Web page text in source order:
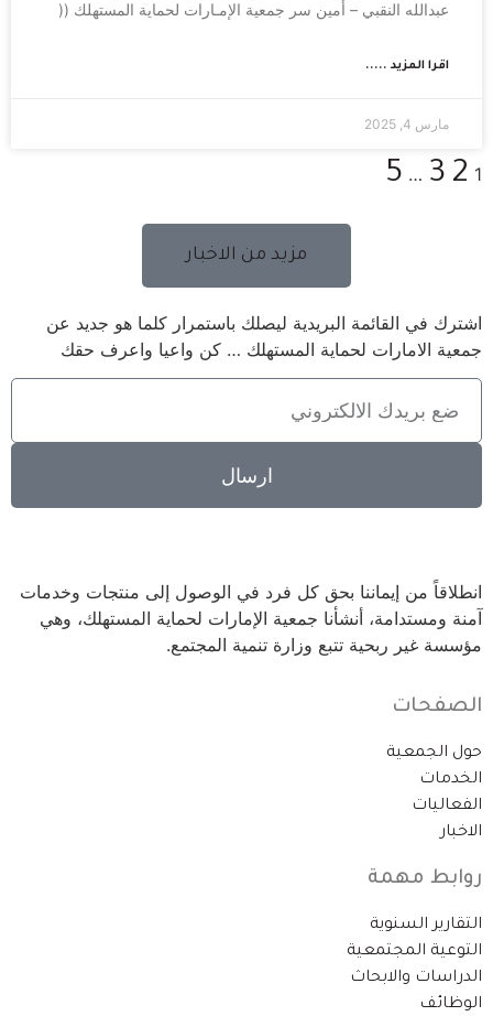
عبدالله النقبي – أمين سر جمعية الإمـارات لحماية المستهلك ((
اقرا المزيد .....
مارس 4, 2025
1
2
3
…
5
مزيد من الاخبار
اشترك في القائمة البريدية ليصلك باستمرار كلما هو جديد عن
جمعية الامارات لحماية المستهلك … كن واعيا واعرف حقك
ارسال
انطلاقاً من إيماننا بحق كل فرد في الوصول إلى منتجات وخدمات
آمنة ومستدامة، أنشأنا جمعية الإمارات لحماية المستهلك، وهي
مؤسسة غير ربحية تتبع وزارة تنمية المجتمع.
الصفحات
حول الجمعية
الخدمات
الفعاليات
الاخبار
روابط مهمة
التقارير السنوية
التوعية المجتمعية
الدراسات والابحاث
الوظائف